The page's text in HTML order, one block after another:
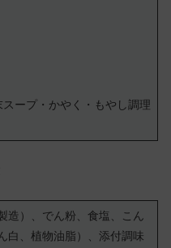
ープ・かやく・もやし調理
造）、でん粉、食塩、こん
白、植物油脂）、添付調味